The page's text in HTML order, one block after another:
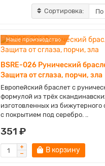
Сортировка:
Наше производство
BSRE-026 Рунический
Защита от сглаза, порчи, зла
Европейский браслет с
формулой из трёх
изготовленных из бижутерного
с покрытием под серебро. ..
351 ₽
В корзину